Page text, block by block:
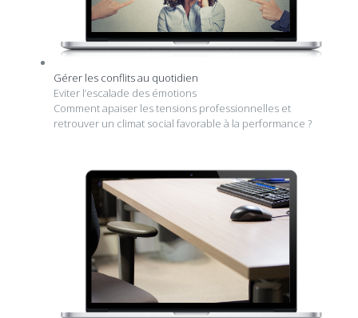
Gérer les conflits au quotidien
Eviter l’escalade des émotions
Comment apaiser les tensions professionnelles et
retrouver un climat social favorable à la performance ?